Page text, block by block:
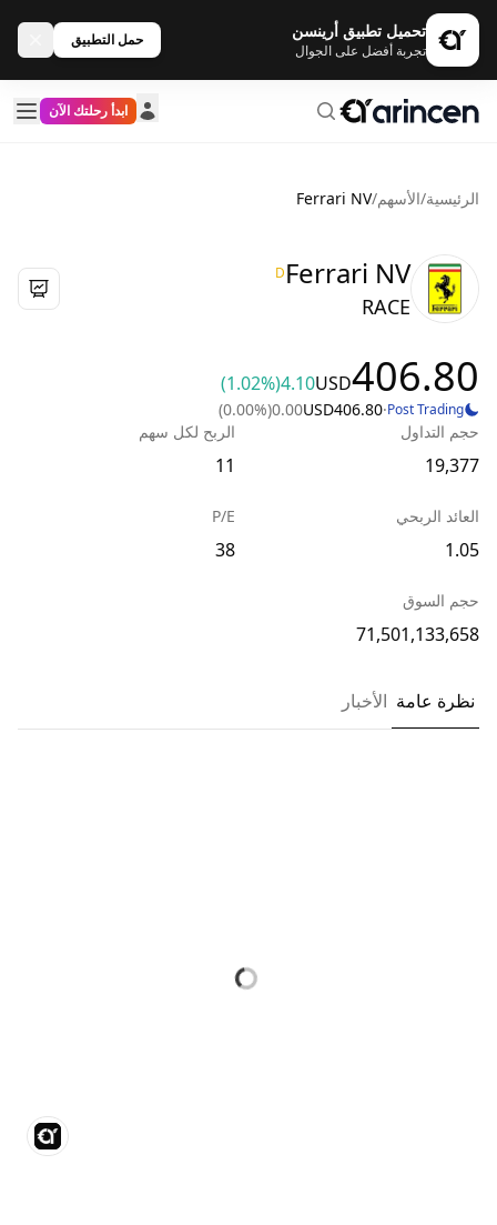
تحميل تطبيق أرينسن
تجربة أفضل على الجوال
حمل التطبيق
ابدأ رحلتك الآن
الرئيسية/الأسهم/
Ferrari NV
Ferrari NV
D
RACE
406.80
USD
4.10
(1.02%)
Post Trading
·
406.80
USD
0.00
(0.00%)
حجم التداول
19,377
الربح لكل سهم
11
العائد الربحي
1.05
P/E
38
حجم السوق
71,501,133,658
نظرة عامة الأخبار